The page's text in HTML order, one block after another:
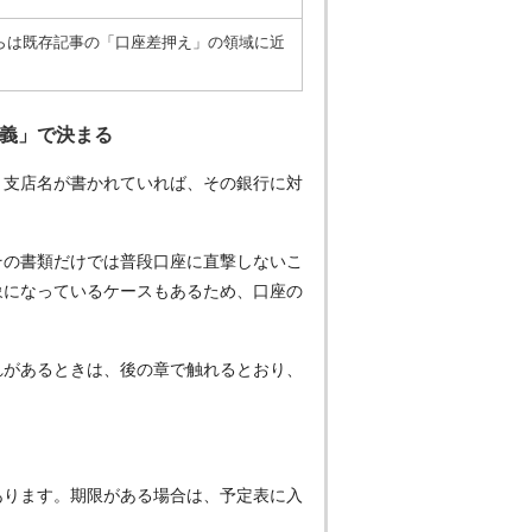
既存記事の「口座差押え」の領域に近
」で決まる
店名が書かれていれば、その銀行に対
書類だけでは普段口座に直撃しないこ
なっているケースもあるため、口座の
あるときは、後の章で触れるとおり、
ます。期限がある場合は、予定表に入